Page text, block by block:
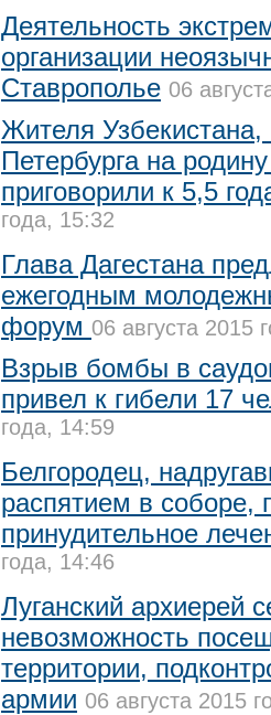
Деятельность
организации
Ставрополье 06
Жителя Узбекистана,
Петербурга на
приговорили к 5,5
года, 15:32
Глава Дагестана
ежегодным
форум 06 августа 2015
Взрыв бомбы в
привел к гибели 17
года, 14:59
Белгородец,
распятием в соборе,
принудительное
года, 14:46
Луганский архиерей
невозможность
территории,
армии 06 августа 2015